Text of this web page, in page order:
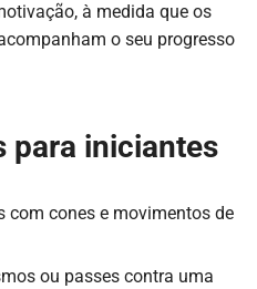
à medida que os
o seu progresso
para iniciantes
com cones e movimentos de
ou passes contra uma